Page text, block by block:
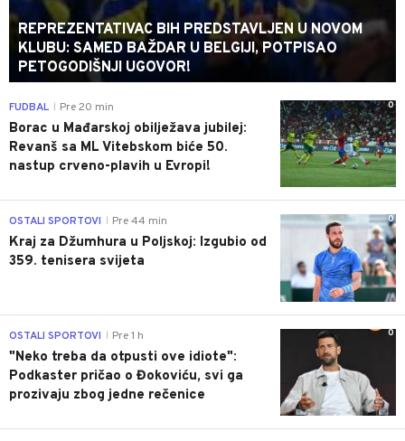
REPREZENTATIVAC BIH PREDSTAVLJEN U NOVOM
KLUBU: SAMED BAŽDAR U BELGIJI, POTPISAO
PETOGODIŠNJI UGOVOR!
0
FUDBAL Pre 20 min
Borac u Mađarskoj obilježava jubilej:
Revanš sa ML Vitebskom biće 50.
nastup crveno-plavih u Evropi!
0
OSTALI SPORTOVI Pre 44 min
Kraj za Džumhura u Poljskoj: Izgubio od
359. tenisera svijeta
0
OSTALI SPORTOVI Pre 1 h
"Neko treba da otpusti ove idiote":
Podkaster pričao o Đokoviću, svi ga
prozivaju zbog jedne rečenice